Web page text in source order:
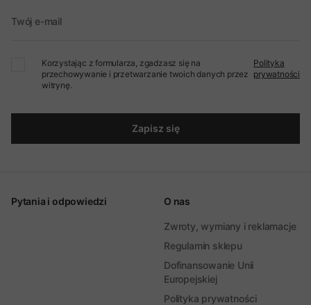
Twój e-mail
Korzystając z formularza, zgadzasz się na
przechowywanie i przetwarzanie twoich danych przez
witrynę.
Polityka
prywatności
Zapisz się
Pytania i odpowiedzi O nas
Zwroty, wymiany i reklamacje
Regulamin sklepu
Dofinansowanie Unii
Europejskiej
Polityka prywatności